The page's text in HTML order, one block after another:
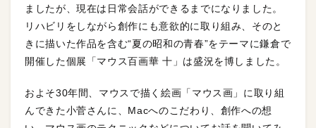
ましたが、現在は日常会話ができるまでになりました。
リハビリをしながら創作にも意欲的に取り組み、そのと
きに描いた作品を含む“夏の昭和の青春”をテーマに鎌倉で
開催した個展「マウス百画華 十」は盛況を博しました。
およそ30年間、マウスで描く絵画「マウス画」に取り組
んできた小菅さんに、Macへのこだわり、創作への想